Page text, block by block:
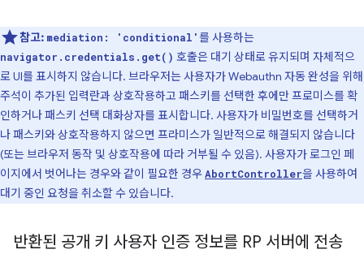
참고: mediation: 'conditional'를 사용하는
navigator.credentials.get() 호출은 대기 상태로 유지되며 자체적으
로 UI를 표시하지 않습니다. 브라우저는 사용자가 Webauthn 자동 완성을 위해
주석이 추가된 입력란과 상호작용하고 패스키를 선택한 후에만 프로미스를 확
인하거나 패스키 선택 대화상자를 표시합니다. 사용자가 비밀번호를 선택하거
나 패스키와 상호작용하지 않으면 프라미스가 일반적으로 해결되지 않습니다
(또는 브라우저 동작 및 상호작용에 따라 거부될 수 있음). 사용자가 로그인 페
이지에서 벗어나는 경우와 같이 필요한 경우AbortController을 사용하여
대기 중인 요청을 취소할 수 있습니다.
반환된 공개 키 사용자 인증 정보를 RP 서버에 전송